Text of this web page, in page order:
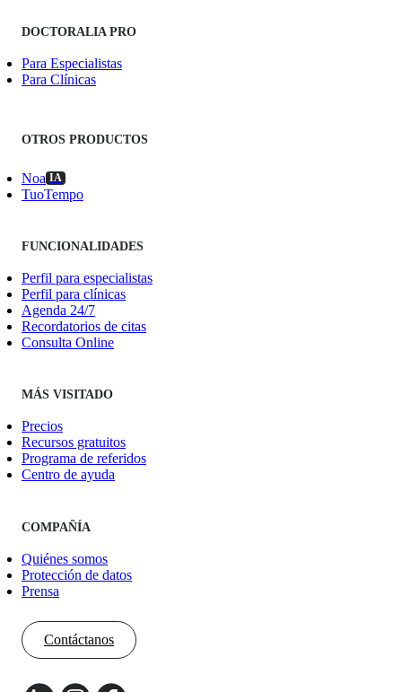
DOCTORALIA PRO
Para Especialistas
Para Clínicas
OTROS PRODUCTOS
Noa IA
TuoTempo
FUNCIONALIDADES
Perfil para especialistas
Perfil para clínicas
Agenda 24/7
Recordatorios de citas
Consulta Online
MÁS VISITADO
Precios
Recursos gratuitos
Programa de referidos
Centro de ayuda
COMPAÑÍA
Quiénes somos
Protección de datos
Prensa
Contáctanos